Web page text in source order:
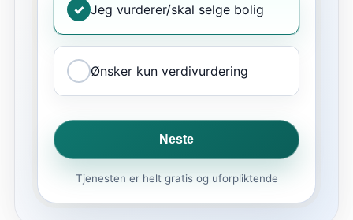
✓ Jeg vurderer/skal selge bolig
Ønsker kun verdivurdering
Neste
Tjenesten er helt gratis og uforpliktende